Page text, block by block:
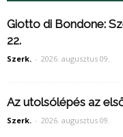
Giotto di Bondone:
22.
Szerk. - 2026. augusztus 09.
Az utolsólépés az
Szerk. - 2026. augusztus 09.